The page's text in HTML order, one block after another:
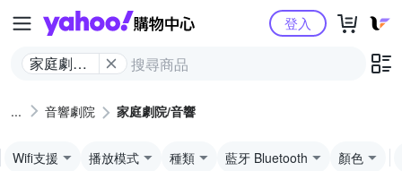
Yahoo購物中心
家庭劇院/
登入
音響劇院 家庭劇院/音響
Wifi支援 播放模式 種類 藍牙 Bluetooth 顏色